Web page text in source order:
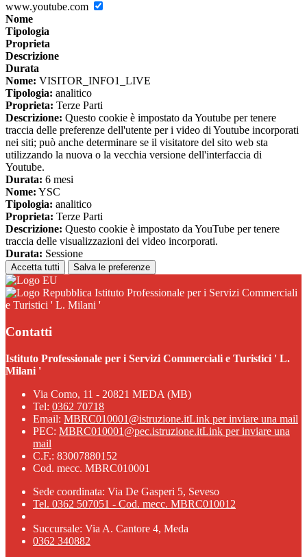
www.youtube.com
Nome
Tipologia
Proprieta
Descrizione
Durata
Nome: VISITOR_INFO1_LIVE
Tipologia: analitico
Proprieta: Terze Parti
Descrizione: Questo cookie è impostato da Youtube per tenere
traccia delle preferenze dell'utente per i video di Youtube incorporati
nei siti; può anche determinare se il visitatore del sito web sta
utilizzando la nuova o la vecchia versione dell'interfaccia di
Youtube.
Durata: 6 mesi
Nome: YSC
Tipologia: analitico
Proprieta: Terze Parti
Descrizione: Questo cookie è impostato da YouTube per tenere
traccia delle visualizzazioni dei video incorporati.
Durata: Sessione
Accetta tutti Salva le preferenze
Istituto Professionale per i Servizi Commerciali
e Turistici ' L. Milani '
Contatti
Istituto Professionale per i Servizi Commerciali e Turistici ' L.
Milani '
Via Como, 11 - 20821 MEDA (MB)
Tel: 0362 70718
Email: MBRC010001@istruzione.itLink per inviare una mail
PEC: MBRC010001@pec.istruzione.itLink per inviare una
mail
C.F.: 83007880152
Cod. mecc. MBRC010001
Sede coordinata: Via De Gasperi 5, Seveso
Tel. 0362 507051 - Cod. mecc. MBRC010012
Succursale: Via A. Cantore 4, Meda
0362 340882